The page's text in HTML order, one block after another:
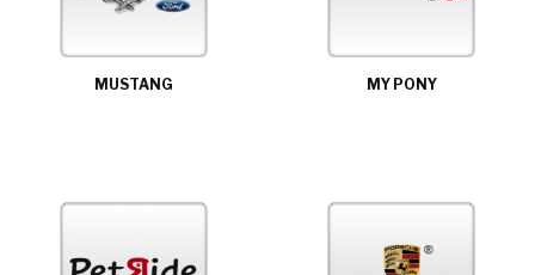
MUSTANG MY PONY